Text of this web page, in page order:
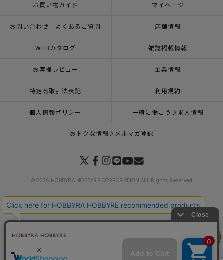
フェア
お買い物ガイド マイページ
お問い合わせ - よくあるご質問 店舗情報
WEBカタログ 雑誌掲載情報
お客様レビュー 企業情報
特定商取引法表記 利用規約
個人情報ポリシー 一緒に働こう♪求人情報
おトクな情報♪メルマガ登録
© 2026 HOBBYRA HOBBYRE CORPORATION ALL Rights Reserved
トップページ
新商品 その他一覧
刺し子 ゆきだるま
トップページ
トップページ
特集一覧 季節の刺し子